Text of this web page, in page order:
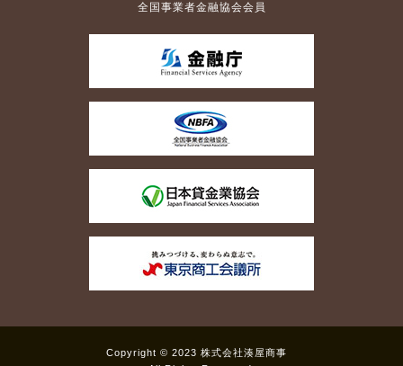
全国事業者金融協会会員
Copyright © 2023 株式会社湊屋商事